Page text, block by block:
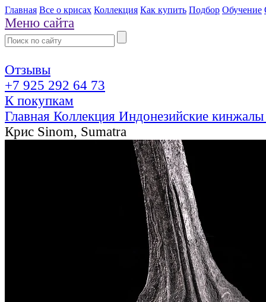
Главная Все о крисах Коллекция Как купить Подбор Обучение
Меню сайта
Отзывы
+7 925 292 64 73
К покупкам
Главная Коллекция Индонезийские
Крис Sinom, Sumatra